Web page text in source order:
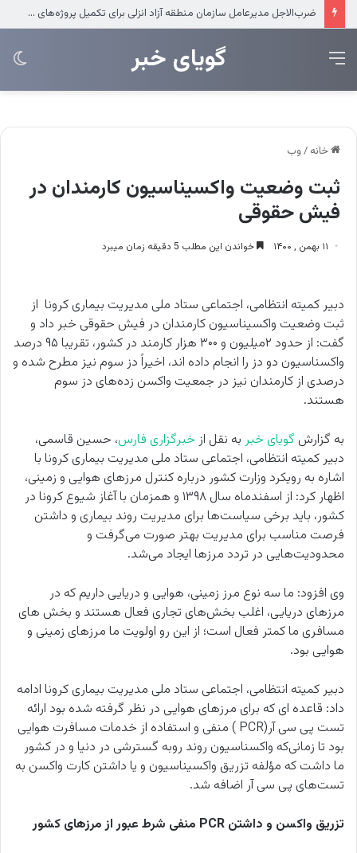
عرضه مستقیم محصولات ایرانول در ایام اربعین
‌‌‌گویای خبر منو
خانه /وب
ثبت وضعیت واکسیناسیون کارمندان در
فیش‌ حقوقی
۱۱ بهمن , ۱۴۰۰ خواندن این مطلب 5 دقیقه زمان میبرد
دبیر کمیته انتظامی، اجتماعی ستاد ملی مدیریت بیماری کرونا از
ثبت وضعیت واکسیناسیون کارمندان در فیش‌ حقوقی خبر داد و
گفت: از حدود ۲میلیون و ۳۰۰ هزار کارمند در کشور، تقریبا ۹۵ درصد
واکسناسیون دو دز را انجام داده اند، اخیراً دز سوم نیز مطرح شده و
درصدی از کارمندان نیز در جمعیت واکسن زده‌های دز سوم
هستند.
به گزارش گویای خبر به نقل از خبرگزاری فارس، حسین قاسمی،
دبیر کمیته انتظامی، اجتماعی ستاد ملی مدیریت بیماری کرونا با
اشاره به رویکرد وزارت کشور درباره کنترل مرزهای هوایی و زمینی،
اظهار کرد: از اسفندماه سال ۱۳۹۸ و همزمان با آغاز شیوع کرونا در
کشور، باید برخی سیاست‌ها برای مدیریت روند بیماری و داشتن
فرصت مناسب برای مدیریت بهتر صورت می‌گرفت و
محدودیت‌هایی در تردد مرزها ایجاد می‌شد.
وی افزود: ما سه نوع مرز زمینی، هوایی و دریایی داریم که در
مرزهای دریایی، اغلب بخش‌های تجاری فعال هستند و بخش های
مسافری ما کمتر فعال است؛ از این رو اولویت ما مرزهای زمینی و
هوایی بود.
دبیر کمیته انتظامی، اجتماعی ستاد ملی مدیریت بیماری کرونا ادامه
داد: قاعده ای که برای مرزهای هوایی در نظر گرفته شده بود ارائه
تست پی سی آر(PCR ) منفی و استفاده از خدمات مسافرت هوایی
بود تا زمانی‌که واکسناسیون روند روبه گسترشی در دنیا و در کشور
ما داشت که مؤلفه تزریق واکسیناسیون و یا داشتن کارت واکسن به
تست‌های پی سی آر اضافه شد.
تزریق واکسن و داشتن PCR منفی شرط عبور از مرزهای کشور